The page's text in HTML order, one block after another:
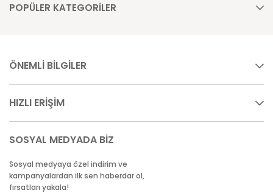
POPÜLER KATEGORİLER
ÖNEMLİ BİLGİLER
HIZLI ERİŞİM
SOSYAL MEDYADA BİZ
Sosyal medyaya özel indirim ve
kampanyalardan ilk sen haberdar ol,
fırsatları yakala!